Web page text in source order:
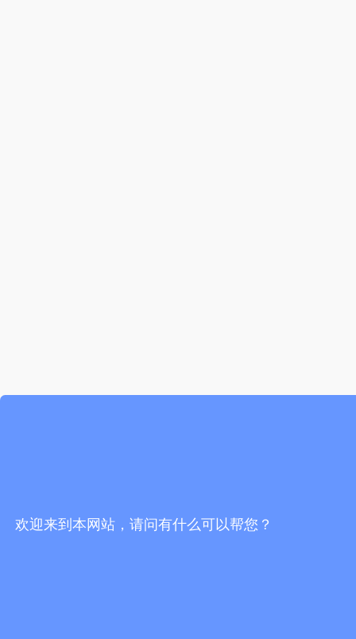
欢迎来到本网站，请问有什么可以帮您？